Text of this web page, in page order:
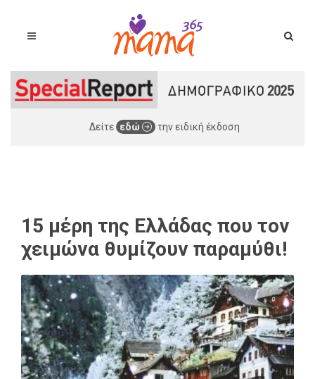
Δείτε εδώ την ειδική έκδοση
15 μέρη της Ελλάδας που τον
χειμώνα θυμίζουν παραμύθι!